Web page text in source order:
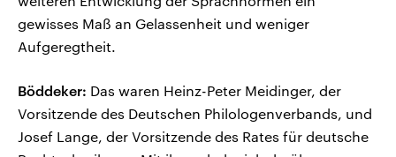
gewisses Maß an Gelassenheit und weniger
Aufgeregtheit.
Böddeker: Das waren Heinz-Peter Meidinger, der
Vorsitzende des Deutschen Philologenverbands, und
Josef Lange, der Vorsitzende des Rates für deutsche